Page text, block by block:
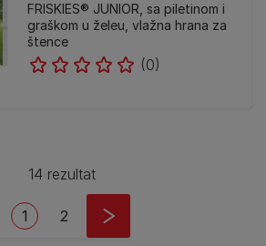
FRISKIES® JUNIOR, sa piletinom i
graškom u želeu, vlažna hrana za
štence
(0)
14 rezultat
Current page
1 Page
2